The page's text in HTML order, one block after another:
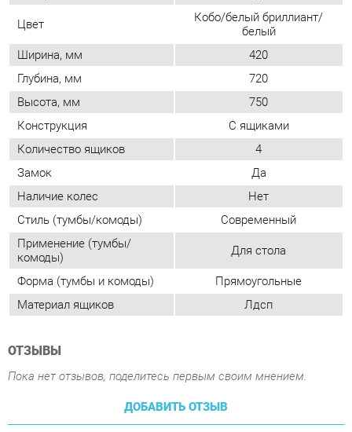
С ящиками
Количество ящиков
4
Замок
Да
Наличие колес
Нет
Стиль (тумбы/комоды)
Современный
Применение (тумбы/
комоды)
Для стола
Форма (тумбы и комоды) Прямоугольные
Материал ящиков Лдсп
ОТЗЫВЫ
Пока нет отзывов, поделитесь первым своим мнением.
ДОБАВИТЬ ОТЗЫВ
ПОХОЖИЕ ТОВАРЫ